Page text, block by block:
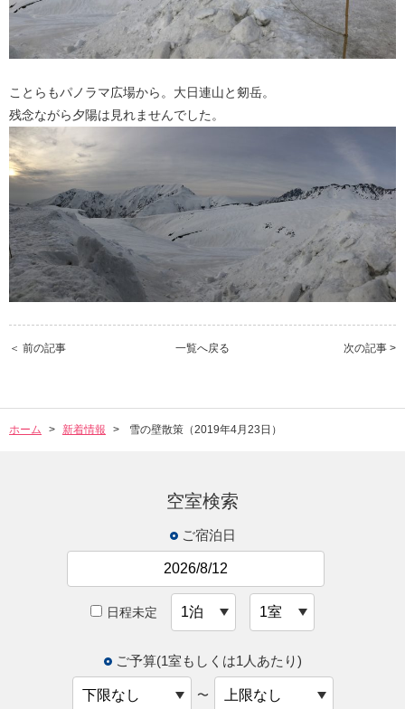
ことらもパノラマ広場から。大日連山と剱岳。
残念ながら夕陽は見れませんでした。
一覧へ戻る
＜ 前の記事 次の記事 >
ホーム 新着情報 雪の壁散策（2019年4月23日）
空室検索
ご宿泊日
日程未定
ご予算(1室もしくは1人あたり)
〜